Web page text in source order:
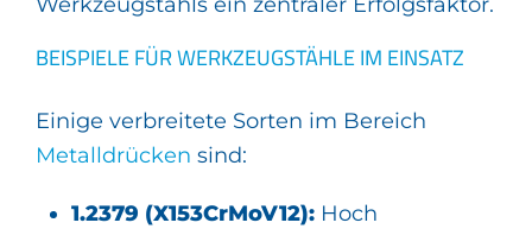
BEISPIELE FÜR WERKZEUGSTÄHLE IM EINSATZ
Einige verbreitete Sorten im Bereich
Metalldrücken sind:
1.2379 (X153CrMoV12): Hoch